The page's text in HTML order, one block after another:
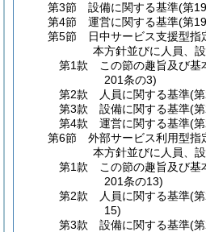
第3節
設備に関する基準(第
第4節
運営に関する基準(第
第5節
日中サービス支援型
本方針並びに人員、
第1款
この節の趣旨及び基
201条の3)
第2款
人員に関する基準(
第3款
設備に関する基準(
第4款
運営に関する基準(
第6節
外部サービス利用型指
本方針並びに人員、
第1款
この節の趣旨及び基
201条の13)
第2款
人員に関する基準(
15)
第3款
設備に関する基準(